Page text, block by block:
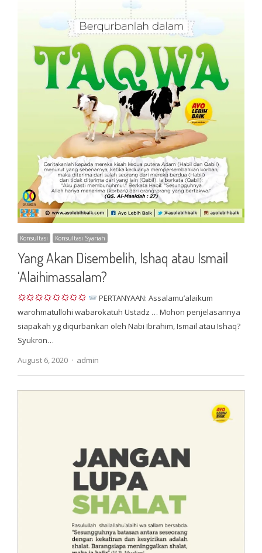
Konsultasi Konsultasi Syariah
Yang Akan Disembelih, Ishaq atau Ismail
‘Alaihimassalam?
PERTANYAAN: Assalamu’alaikum
warohmatullohi wabarokatuh Ustadz … Mohon penjelasannya
siapakah yg diqurbankan oleh Nabi Ibrahim, Ismail atau Ishaq?
Syukron…
August 6, 2020
Author
admin